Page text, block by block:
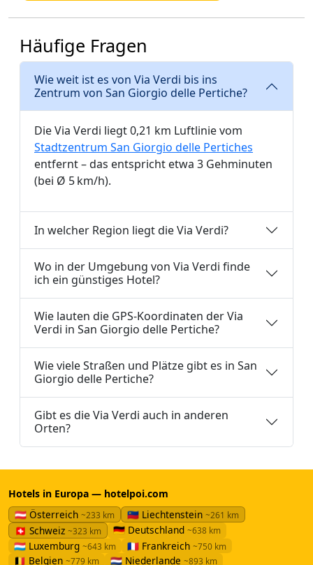
Häufige Fragen
Wie weit ist es von Via Verdi bis ins
Zentrum von San Giorgio delle Pertiche?
Die Via Verdi liegt 0,21 km Luftlinie vom
Stadtzentrum San Giorgio delle Pertiches
entfernt – das entspricht etwa 3 Gehminuten
(bei Ø 5 km/h).
In welcher Region liegt die Via Verdi?
Wo in der Umgebung von Via Verdi finde
ich ein günstiges Hotel?
Wie lauten die GPS-Koordinaten der Via
Verdi in San Giorgio delle Pertiche?
Wie viele Straßen und Plätze gibt es in San
Giorgio delle Pertiche?
Gibt es die Via Verdi auch in anderen
Orten?
Hotels in Europa — hotelpoi.com
🇦🇹 Österreich ~233 km 🇱🇮 Liechtenstein ~261 km
🇨🇭 Schweiz ~323 km 🇩🇪 Deutschland ~638 km
🇱🇺 Luxemburg ~643 km 🇫🇷 Frankreich ~750 km
🇧🇪 Belgien ~779 km 🇳🇱 Niederlande ~893 km